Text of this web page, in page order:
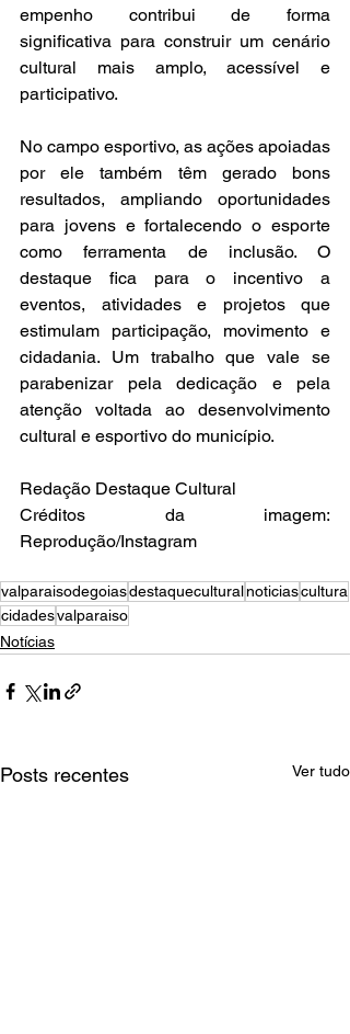
empenho contribui de forma
significativa para construir um cenário
cultural mais amplo, acessível e
participativo.
No campo esportivo, as ações apoiadas
por ele também têm gerado bons
resultados, ampliando oportunidades
para jovens e fortalecendo o esporte
como ferramenta de inclusão. O
destaque fica para o incentivo a
eventos, atividades e projetos que
estimulam participação, movimento e
cidadania. Um trabalho que vale se
parabenizar pela dedicação e pela
atenção voltada ao desenvolvimento
cultural e esportivo do município.
Redação Destaque Cultural
Créditos da imagem:
Reprodução/Instagram
valparaisodegoiasdestaqueculturalnoticiascultura
cidadesvalparaiso
Notícias
Posts recentes Ver tudo